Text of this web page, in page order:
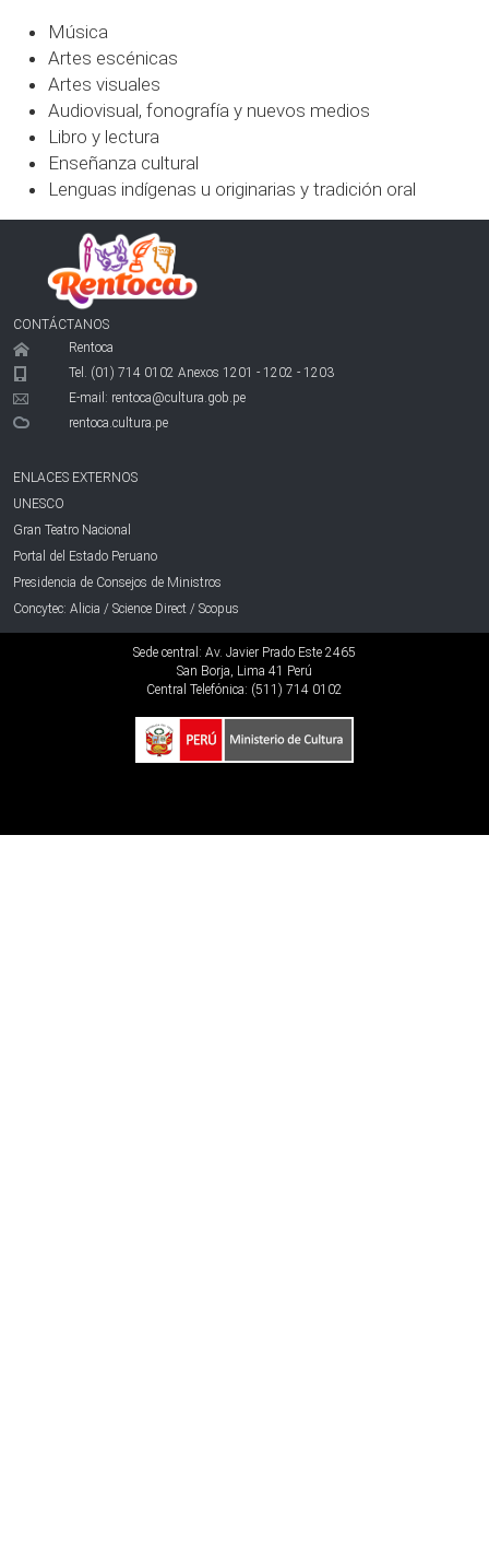
Música
Artes escénicas
Artes visuales
Audiovisual, fonografía y nuevos medios
Libro y lectura
Enseñanza cultural
Lenguas indígenas u originarias y tradición oral
CONTÁCTANOS
Rentoca
Tel. (01) 714 0102 Anexos 1201 - 1202 - 1203
E-mail: rentoca@cultura.gob.pe
rentoca.cultura.pe
ENLACES EXTERNOS
UNESCO
Gran Teatro Nacional
Portal del Estado Peruano
Presidencia de Consejos de Ministros
Concytec: Alicia / Science Direct / Scopus
Sede central: Av. Javier Prado Este 2465
San Borja, Lima 41 Perú
Central Telefónica: (511) 714 0102